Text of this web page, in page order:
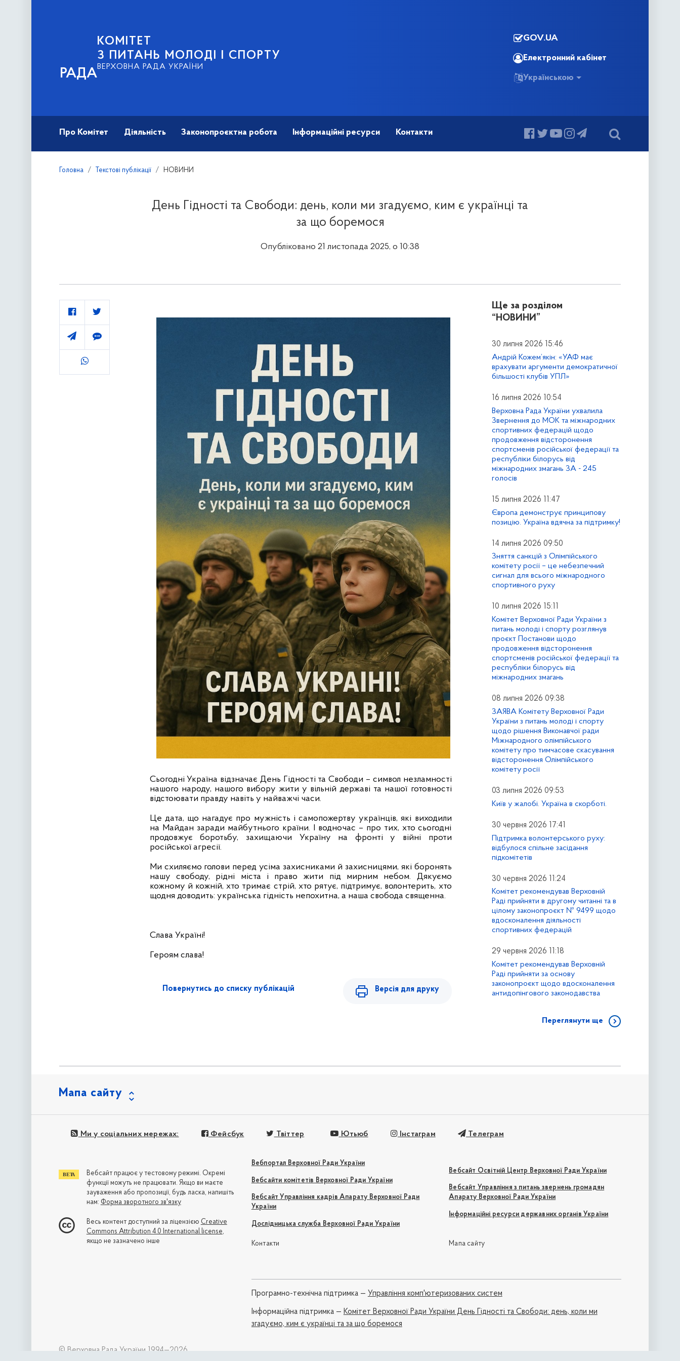
РАДА
КОМІТЕТ
З ПИТАНЬ МОЛОДІ І СПОРТУ
ВЕРХОВНА РАДА УКРАЇНИ
GOV.UA
Електронний кабінет
Українською
Про Комітет Діяльність Законопроєктна робота Інформаційні ресурси Контакти
Головна Текстові публікації НОВИНИ
День Гідності та Свободи: день, коли ми згадуємо, ким є українці та
за що боремося
Опубліковано 21 листопада 2025, о 10:38
Сьогодні Україна відзначає День Гідності та Свободи – символ незламності
нашого народу, нашого вибору жити у вільній державі та нашої готовності
відстоювати правду навіть у найважчі часи.
Це дата, що нагадує про мужність і самопожертву українців, які виходили
на Майдан заради майбутнього країни. І водночас – про тих, хто сьогодні
продовжує боротьбу, захищаючи Україну на фронті у війні проти
російської агресії.
Ми схиляємо голови перед усіма захисниками й захисницями, які боронять
нашу свободу, рідні міста і право жити під мирним небом. Дякуємо
кожному й кожній, хто тримає стрій, хто рятує, підтримує, волонтерить, хто
щодня доводить: українська гідність непохитна, а наша свобода священна.
Слава Україні!
Героям слава!
Повернутись до списку публікацій Версія для друку
Ще за розділом
“НОВИНИ”
30 липня 2026 15:46
Андрій Кожем’якін: «УАФ має
врахувати аргументи демократичної
більшості клубів УПЛ»
16 липня 2026 10:54
Верховна Рада України ухвалила
Звернення до МОК та міжнародних
спортивних федерацій щодо
продовження відсторонення
спортсменів російської федерації та
республіки білорусь від
міжнародних змагань ЗА - 245
голосів
15 липня 2026 11:47
Європа демонструє принципову
позицію. Україна вдячна за підтримку!
14 липня 2026 09:50
Зняття санкцій з Олімпійського
комітету росії – це небезпечний
сигнал для всього міжнародного
спортивного руху
10 липня 2026 15:11
Комітет Верховної Ради України з
питань молоді і спорту розглянув
проєкт Постанови щодо
продовження відсторонення
спортсменів російської федерації та
республіки білорусь від
міжнародних змагань
08 липня 2026 09:38
ЗАЯВА Комітету Верховної Ради
України з питань молоді і спорту
щодо рішення Виконавчої ради
Міжнародного олімпійського
комітету про тимчасове скасування
відсторонення Олімпійського
комітету росії
03 липня 2026 09:53
Київ у жалобі. Україна в скорботі.
30 червня 2026 17:41
Підтримка волонтерського руху:
відбулося спільне засідання
підкомітетів
30 червня 2026 11:24
Комітет рекомендував Верховній
Раді прийняти в другому читанні та в
цілому законопроєкт № 9499 щодо
вдосконалення діяльності
спортивних федерацій
29 червня 2026 11:18
Комітет рекомендував Верховній
Раді прийняти за основу
законопроєкт щодо вдосконалення
антидопінгового законодавства
Переглянути ще
Мапа сайту
Ми у соціальних мережах: Фейсбук Твіттер Ютьюб Інстаграм Телеграм
Вебпортал Верховної Ради України
Вебсайти комітетів Верховної Ради України
Вебсайт Управління кадрів Апарату Верховної Ради
України
Дослідницька служба Верховної Ради України
Вебсайт Освітній Центр Верховної Ради України
Вебсайт Управління з питань звернень громадян
Апарату Верховної Ради України
Інформаційні ресурси державних органів України
Контакти Мапа сайту
Програмно-технічна підтримка — Управління комп'ютеризованих систем
Iнформаційна підтримка — Комітет Верховної Ради України День Гідності та Свободи: день, коли ми
згадуємо, ким є українці та за що боремося
Вебсайт працює у тестовому режимі. Окремі
функції можуть не працювати. Якщо ви маєте
зауваження або пропозиції, будь ласка, напишіть
нам: Форма зворотного зв'язку
Весь контент доступний за ліцензією Creative
Commons Attribution 4.0 International license,
якщо не зазначено інше
© Верховна Рада України 1994—2026